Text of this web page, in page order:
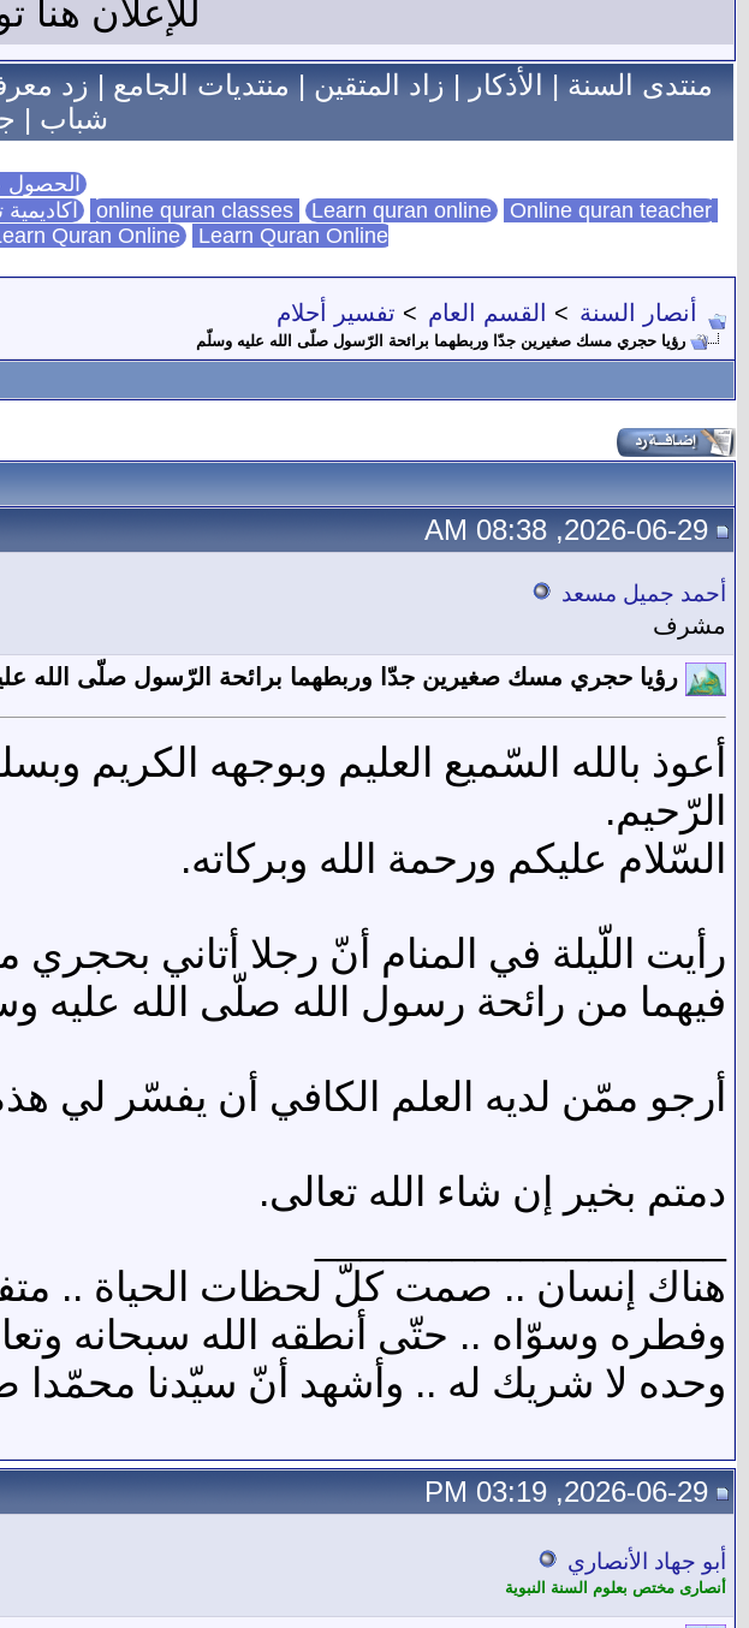
للإعلان هنا
منتدى السنة|الأذكار|زاد المتقين|منتديات الجامع|زد
شباب |
الحصول
Learn quran online Online quran teacher
Quran Online Learn Quran Online
أنصار السنة > القسم العام > تفسير أحلام
رؤيا حجري مسك صغيرين جدّا وربطهما برائحة الرّسول صلّى الله عليه وسلّم
2026-06-29, 08:38 AM
أحمد جميل مسعد
مشرف
رؤيا حجري مسك صغيرين جدّا وربطهما برائحة الرّسول صلّى الله
أعوذ بالله السّميع العليم وبوجهه الكريم
الرّحيم.
السّلام عليكم ورحمة الله وبركاته.
رأيت اللّيلة في المنام أنّ رجلا أتاني
فيهما من رائحة رسول الله صلّى الله عليه
أرجو ممّن لديه العلم الكافي أن يفسّر لي
دمتم بخير إن شاء الله تعالى.
هناك إنسان .. صمت كلّ لحظات الحياة ..
وفطره وسوّاه .. حتّى أنطقه الله سبحانه
وحده لا شريك له .. وأشهد أنّ سيّدنا محمّدا
2026-06-29, 03:19 PM
أبو جهاد الأنصاري
أنصارى مختص بعلوم السنة النبوية